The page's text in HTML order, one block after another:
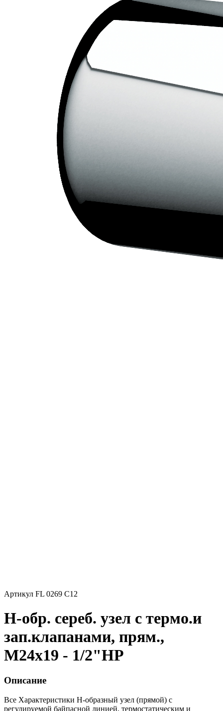
Артикул FL 0269 C12
Н-обр. сереб. узел с термо.и
зап.клапанами, прям.,
М24х19 - 1/2"НР
Описание
Все Характеристики Н-образный узел (прямой) с
регулируемой байпасной линией, термостатическим и